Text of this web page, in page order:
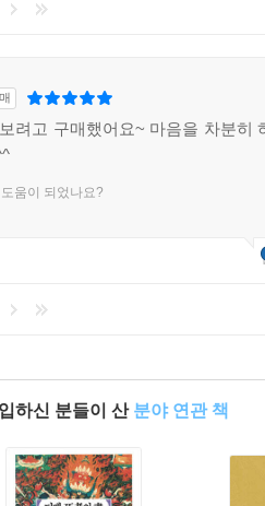
려고 구매했어요~ 마음을 차분히
움이 되었나요?
하신 분들이 산 분야 연관 책